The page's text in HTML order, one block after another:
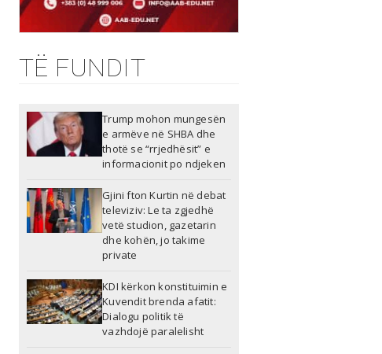
TË FUNDIT
Trump mohon mungesën
e armëve në SHBA dhe
thotë se “rrjedhësit” e
informacionit po ndjeken
Gjini fton Kurtin në debat
televiziv: Le ta zgjedhë
vetë studion, gazetarin
dhe kohën, jo takime
private
KDI kërkon konstituimin e
Kuvendit brenda afatit:
Dialogu politik të
vazhdojë paralelisht